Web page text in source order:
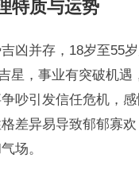
特质与运势
凶并存，18岁至55
星，事业有突破机遇
吵引发信任危机，感
差异易导致郁郁寡
场。